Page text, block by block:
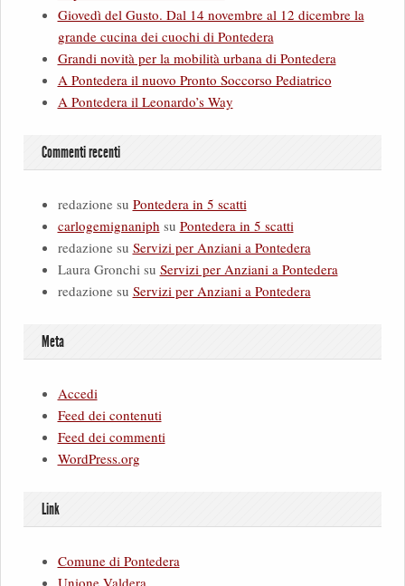
Giovedì del Gusto. Dal 14 novembre al 12 dicembre la
grande cucina dei cuochi di Pontedera
Grandi novità per la mobilità urbana di Pontedera
A Pontedera il nuovo Pronto Soccorso Pediatrico
A Pontedera il Leonardo’s Way
Commenti recenti
redazionesu Pontedera in 5 scatti
carlogemignaniph su Pontedera in 5 scatti
redazionesu Servizi per Anziani a Pontedera
Laura Gronchisu Servizi per Anziani a Pontedera
redazionesu Servizi per Anziani a Pontedera
Meta
Accedi
Feed dei contenuti
Feed dei commenti
WordPress.org
Link
Comune di Pontedera